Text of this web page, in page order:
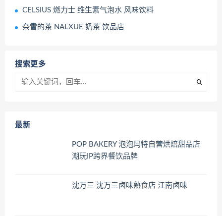
CELSIUS 燃力士 维生素气泡水 风味饮料
奈雪的茶 NALXUE 奶茶 饮品店
搜索更多
最新
POP BAKERY 泡泡玛特自营烘焙甜品店
潮玩IP跨界餐饮品牌
沈万三 沈万三卤味熟食店 江南卤味